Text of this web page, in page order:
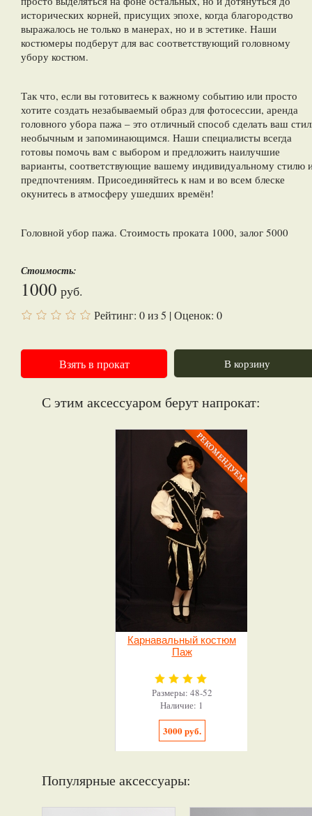
исторических корней, присущих эпохе, когда благородство
выражалось не только в манерах, но и в эстетике. Наши
костюмеры подберут для вас соответствующий головному
убору костюм.
Так что, если вы готовитесь к важному событию или просто
хотите создать незабываемый образ для фотосессии, аренда
головного убора пажа – это отличный способ сделать ваш
необычным и запоминающимся. Наши специалисты всегда
готовы помочь вам с выбором и предложить наилучшие
варианты, соответствующие вашему индивидуальному стилю
предпочтениям. Присоединяйтесь к нам и во всем блеске
окунитесь в атмосферу ушедших времён!
Головной убор пажа. Стоимость проката 1000, залог 5000
Стоимость:
1000 руб.
Рейтинг: 0из5 | Оценок: 0
В корзину
Взять в прокат
С этим аксессуаром берут напрокат:
Карнавальный костюм
Паж
Размеры: 48-52
Наличие: 1
3000 руб.
Популярные аксессуары: